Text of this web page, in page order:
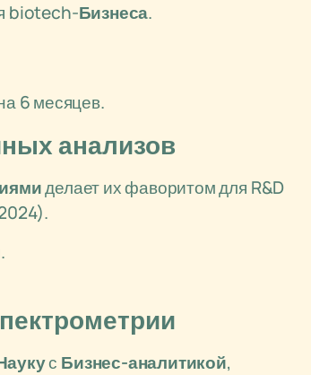
biotech-Бизнеса.
6 месяцев.
анализов
делает их фаворитом для R&D
.
с Бизнес-аналитикой,